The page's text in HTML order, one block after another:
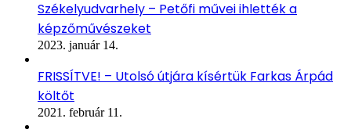
Székelyudvarhely – Petőfi művei ihlették a
képzőművészeket
2023. január 14.
FRISSÍTVE! – Utolsó útjára kísértük Farkas Árpád
költőt
2021. február 11.